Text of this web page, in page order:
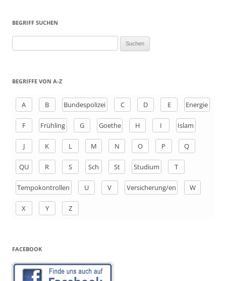
BEGRIFF SUCHEN
h
BEGRIFFE VON A-Z
A B Bundespolizei C D E Energie
F Frühling G Goethe H I Islam
J K L M N O P Q
QU R S Sch St Studium T
Tempokontrollen U V Versicherung/en W
X Y Z
FACEBOOK